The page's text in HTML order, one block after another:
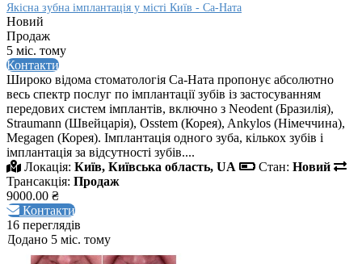
Якісна зубна імплантація у місті Київ - Са-Ната
Новий
Продаж
5 міс. тому
Контакти
Широко відома стоматологія Са-Ната пропонує абсолютно
весь спектр послуг по імплантації зубів із застосуванням
передових систем імплантів, включно з Neodent (Бразилія),
Straumann (Швейцарія), Osstem (Корея), Ankylos (Німеччина),
Megagen (Корея). Імплантація одного зуба, кількох зубів і
імплантація за відсутності зубів....
Локація: Київ, Київська область, UA Стан: Новий
Трансакція: Продаж
9000.00 ₴
Контакти
16 переглядів
Додано 5 міс. тому